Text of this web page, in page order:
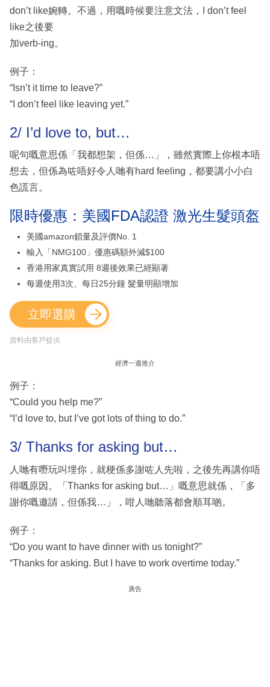
don’t like婉轉。不過，用嘅時候要注意文法，I don’t feel
like之後要
加verb-ing。
例子：
“Isn’t it time to leave?”
“I don’t feel like leaving yet.”
2/ I’d love to, but…
呢句嘅意思係「我都想架，但係…」，雖然實際上你根本唔
想去，但係為咗唔好令人哋有hard feeling，都要講小小白
色謊言。
限時優惠：美國FDA認證 激光生髮頭盔
美國amazon鎖量及評價No. 1
輸入「NMG100」優惠碼額外減$100
香港用家真實試用 8週後效果已經顯著
每週使用3次、每日25分鐘 髮量明顯增加
立即選購
資料由客戶提供
經濟一週推介
例子：
“Could you help me?”
“I’d love to, but I’ve got lots of thing to do.”
3/ Thanks for asking but…
人哋有嘢玩叫埋你，就梗係多謝咗人先啦，之後先再講你唔
得嘅原因。「Thanks for asking but…」嘅意思就係，「多
謝你嘅邀請，但係我…」，咁人哋聽落都會順耳啲。
例子：
“Do you want to have dinner with us tonight?”
“Thanks for asking. But I have to work overtime today.”
廣告